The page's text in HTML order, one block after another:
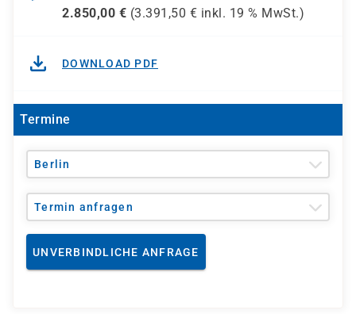
2.850,00 € (3.391,50 € inkl. 19 % MwSt.)
DOWNLOAD PDF
Termine
Berlin
Termin anfragen
UNVERBINDLICHE ANFRAGE